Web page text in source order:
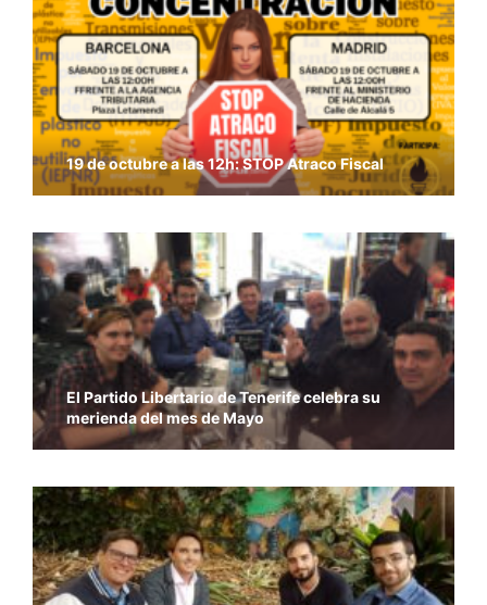
19 de octubre a las 12h: STOP Atraco Fiscal
El Partido Libertario de Tenerife celebra su
merienda del mes de Mayo